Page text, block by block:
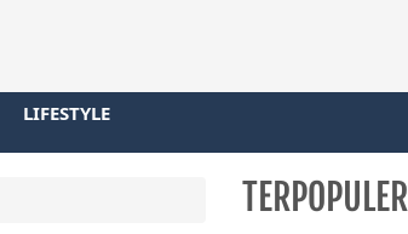
LIFESTYLE
TERPOPULER